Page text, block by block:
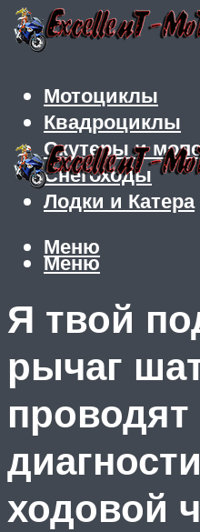
Мотоциклы
Квадроциклы
Скутеры и
Снегоходы
Лодки и Катера
Меню
Меню
Я твой
рычаг
проводят
ходовой